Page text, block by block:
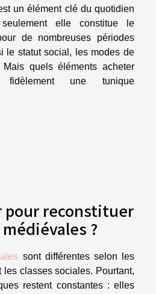
un élément clé du quotidien
elle constitue le
de nombreuses périodes
le statut social, les modes de
quels éléments acheter
fidèlement une tunique
pour reconstituer
?
sont différentes selon les
classes sociales. Pourtant,
restent constantes : elles